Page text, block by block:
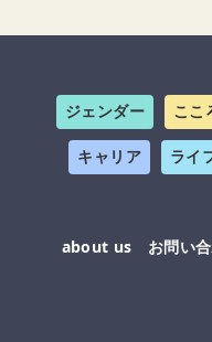
ジェンダー ここ
キャリア ライ
about us お問い